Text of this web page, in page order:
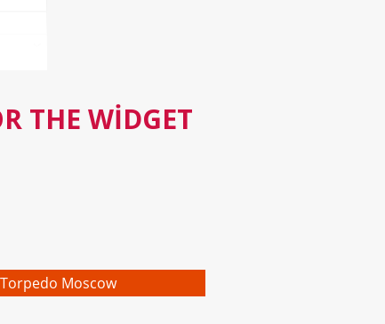
THE WIDGET
Torpedo Moscow